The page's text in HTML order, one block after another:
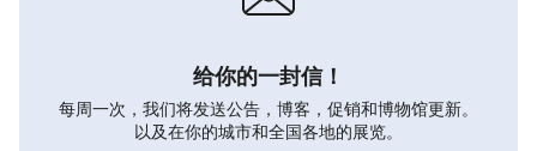
给你的一封信！
每周一次，我们将发送公告，博客，促销和博物馆更新。
以及在你的城市和全国各地的展览。